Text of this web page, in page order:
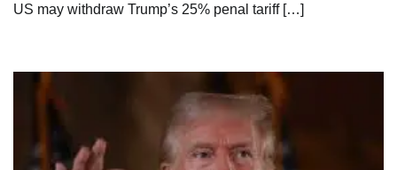
US may withdraw Trump’s 25% penal tariff […]